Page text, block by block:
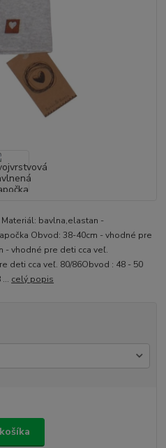
bavlna,elastan -
Obvod: 38-40cm - vhodné pre
- vhodné pre deti cca veľ.
deti cca veľ. 80/86Obvod : 48 - 50
celý popis